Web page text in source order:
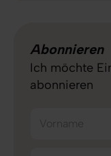
Abonnieren
Ich möchte
abonnieren
Vorname